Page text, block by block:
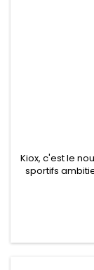
Kiox, c'est le
sportifs
ordinateur
monde
Toutes les
sur l'écran